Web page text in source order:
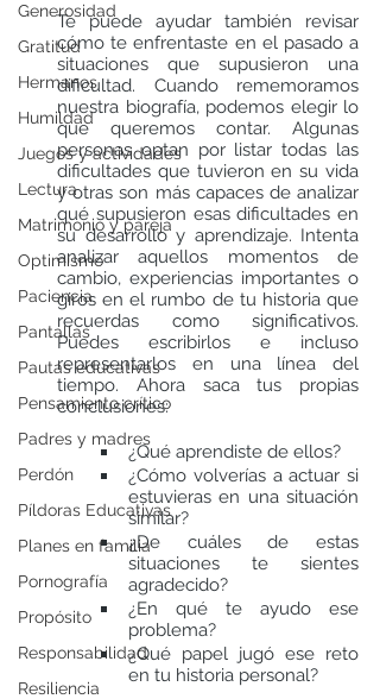
Generosidad
Gratitud
Hermanos
Humildad
Juegos y actividades
Lectura
Matrimonio y pareja
Optimismo
Paciencia
Pantallas
Pautas educativas
Pensamiento crítico
Padres y madres
Perdón
Píldoras Educativas
Planes en familia
Pornografía
Propósito
Responsabilidad
Resiliencia
Te puede ayudar también revisar
cómo te enfrentaste en el pasado a
situaciones que supusieron una
dificultad. Cuando rememoramos
nuestra biografía, podemos elegir lo
que queremos contar. Algunas
personas optan por listar todas las
dificultades que tuvieron en su vida
y otras son más capaces de analizar
qué supusieron esas dificultades en
su desarrollo y aprendizaje. Intenta
analizar aquellos momentos de
cambio, experiencias importantes o
giros en el rumbo de tu historia que
recuerdas como significativos.
Puedes escribirlos e incluso
representarlos en una línea del
tiempo. Ahora saca tus propias
conclusiones:
¿Qué aprendiste de ellos?
¿Cómo volverías a actuar si
estuvieras en una situación
similar?
¿De cuáles de estas
situaciones te sientes
agradecido?
¿En qué te ayudo ese
problema?
¿Qué papel jugó ese reto
en tu historia personal?